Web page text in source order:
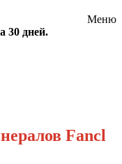
Меню
30 дней.
Fancl